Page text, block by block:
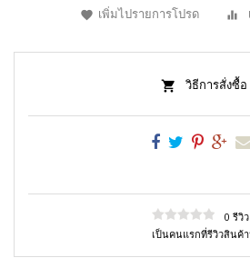
เพิ่มไปรายการโปรด
วิธีการสั่งซื้อ
0 รีวิว
เป็นคนแรกที่รีวิวสินค้